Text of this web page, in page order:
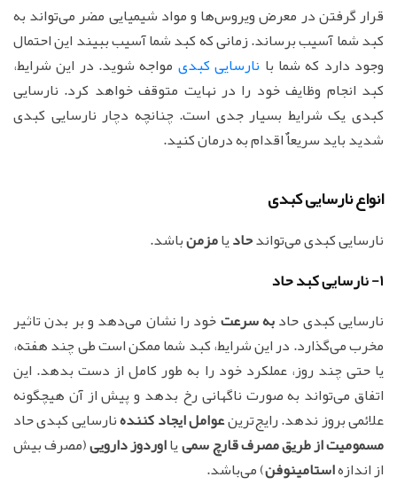
قرار گرفتن در معرض ویروس‌ها و مواد شیمیایی مضر می‌تواند به
کبد شما آسیب برساند. زمانی که کبد شما آسیب ببیند این احتمال
وجود دارد که شما با نارسایی کبدی مواجه شوید. در این شرایط،
کبد انجام وظایف خود را در نهایت متوقف خواهد کرد. نارسایی
کبدی یک شرایط بسیار جدی است. چنانچه دچار نارسایی کبدی
شدید باید سریعاٌ اقدام به درمان کنید.
انواع نارسایی کبدی
نارسایی کبدی می‌تواندحادیامزمنباشد.
1- نارسایی کبد حاد
نارسایی کبدی حادبه سرعتخود را نشان می‌دهد و بر بدن تاثیر
مخرب می‌گذارد. در این شرایط، کبد شما ممکن است طی چند هفته،
یا حتی چند روز، عملکرد خود را به طور کامل از دست بدهد. این
اتفاق می‌تواند به صورت ناگهانی رخ بدهد و پیش از آن هیچگونه
علائمی بروز ندهد. رایج‌ترینعوامل ایجاد کنندهنارسایی کبدی حاد
مسمومیت از طریق مصرف قارچ سمییااوردوز دارویی(مصرف بیش
از اندازهاستامینوفن) می‌باشد.